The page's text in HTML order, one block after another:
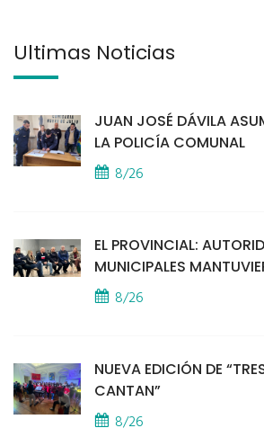
Últimas Noticias
JUAN JOSÉ DÁVILA
LA POLICÍA COMUNAL
8/26
EL PROVINCIAL:
MUNICIPALES
ENCUENTRO CON
SEGURIDAD
8/26
NUEVA EDICIÓN DE
CANTAN”
8/26